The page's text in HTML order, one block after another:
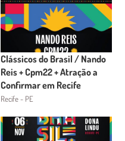
Clássicos do Brasil / Nando
Reis + Cpm22 + Atração a
Confirmar em Recife
Recife - PE